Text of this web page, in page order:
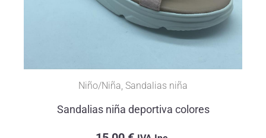
Niño/Niña Sandalias niña
Sandalias niña deportiva colores